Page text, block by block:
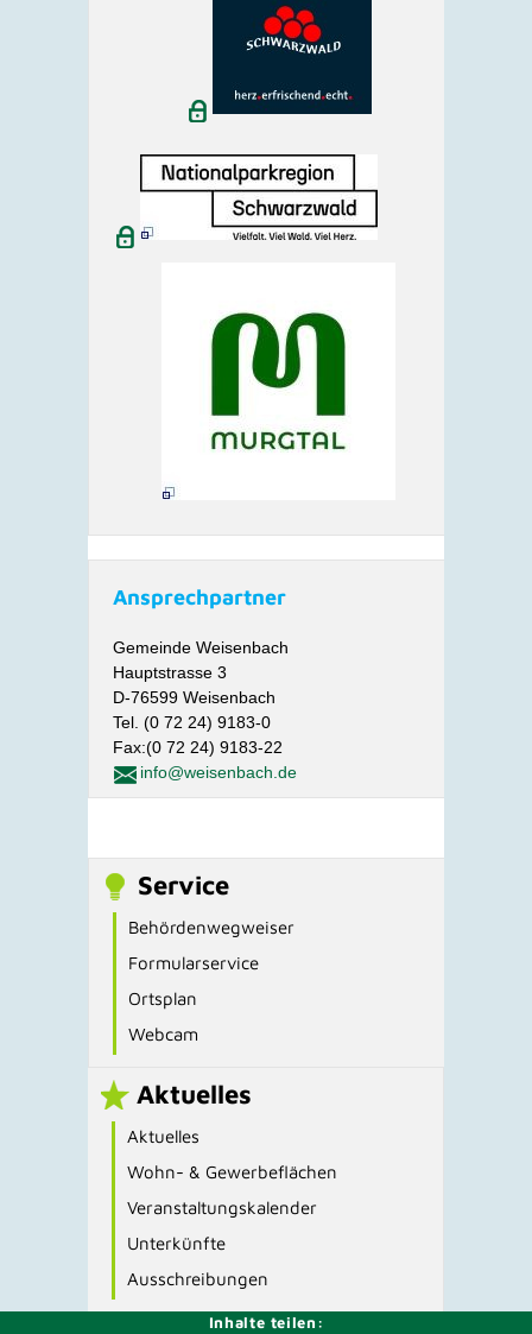
Ansprechpartner
Gemeinde Weisenbach
Hauptstrasse 3
D-76599 Weisenbach
Tel. (0 72 24) 9183-0
Fax:(0 72 24) 9183-22
info@weisenbach.de
Service
Behördenwegweiser
Formularservice
Ortsplan
Webcam
Aktuelles
Aktuelles
Wohn- & Gewerbeflächen
Veranstaltungskalender
Unterkünfte
Ausschreibungen
Inhalte teilen: